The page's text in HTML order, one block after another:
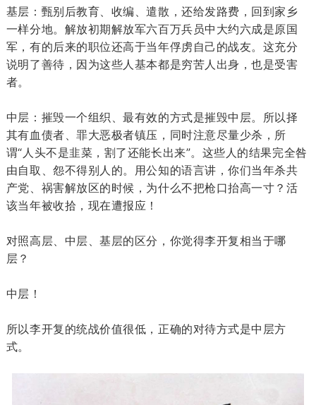
基层：甄别后教育、收编、遣散，还给发路费，回到家乡
一样分地。解放初期解放军六百万兵员中大约六成是原国
军，有的后来的职位还高于当年俘虏自己的战友。这充分
说明了善待，因为这些人基本都是穷苦人出身，也是受害
者。
中层：摧毁一个组织、最有效的方式是摧毁中层。所以择
其有血债者、罪大恶极者镇压，同时注意尽量少杀，所
谓“人头不是韭菜，割了还能长出来”。这些人的结果完全咎
由自取、怨不得别人的。用公知的语言讲，你们当年杀共
产党、祸害解放区的时候，为什么不把枪口抬高一寸？活
该当年被收拾，现在遭报应！
对照高层、中层、基层的区分，你觉得李开复相当于哪
层？
中层！
所以李开复的统战价值很低，正确的对待方式是中层方
式。